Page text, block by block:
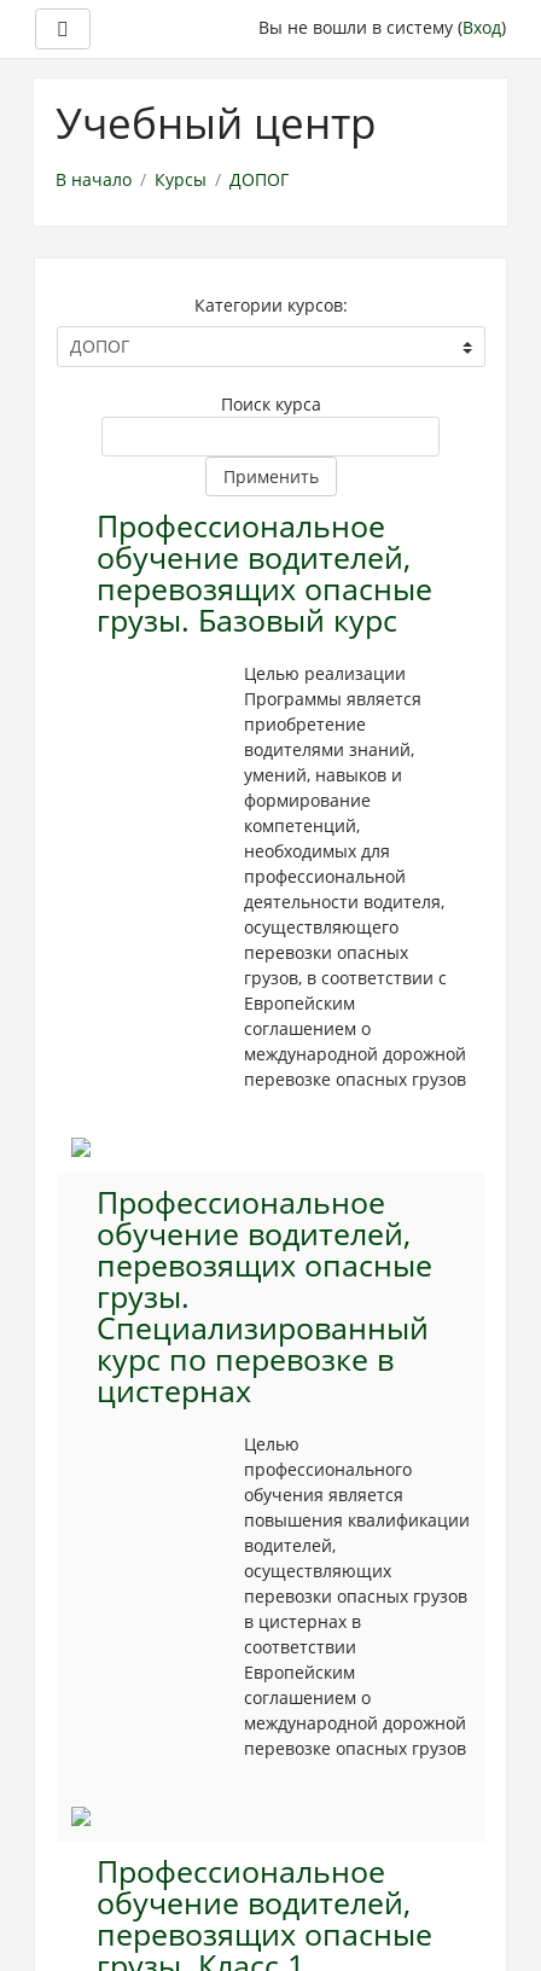
основному
Вы не вошли в систему (Вход)
Учебный центр
В начало Курсы ДОПОГ
Категории курсов:
Поиск курса
Применить
Профессиональное
обучение водителей,
перевозящих опасные
грузы. Базовый курс
Целью реализации
Программы является
приобретение
водителями знаний,
умений, навыков и
формирование
компетенций,
необходимых для
профессиональной
деятельности водителя,
осуществляющего
перевозки опасных
грузов, в соответствии с
Европейским
соглашением о
международной дорожной
перевозке опасных грузов
Профессиональное
обучение водителей,
перевозящих опасные
грузы.
Cпециализированный
курс по перевозке в
цистернах
Целью
профессионального
обучения является
повышения квалификации
водителей,
осуществляющих
перевозки опасных грузов
в цистернах в
соответствии
Европейским
соглашением о
международной дорожной
перевозке опасных грузов
Профессиональное
обучение водителей,
перевозящих опасные